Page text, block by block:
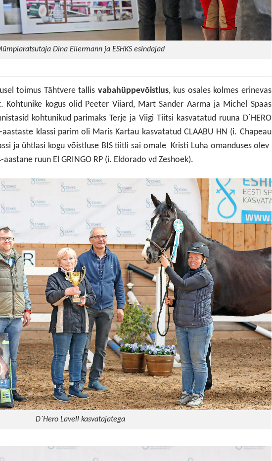
Dina Ellermann ja ESHKS esindajad
toimus Tähtvere tallis vabahüppevõistlus, kus osales kolmes erinevas
Kohtunike kogus olid Peeter Viiard, Mart Sander Aarma ja Michel Spaas
kohtunikud parimaks Terje ja Viigi Tiitsi kasvatatud ruuna D´HERO
aastaste klassi parim oli Maris Kartau kasvatatud CLAABU HN (i. Chapeau
ja ühtlasi kogu võistluse BIS tiitli sai omale Kristi Luha omanduses olev
ruun El GRINGO RP (i. Eldorado vd Zeshoek).
D´Hero Lavell kasvatajatega